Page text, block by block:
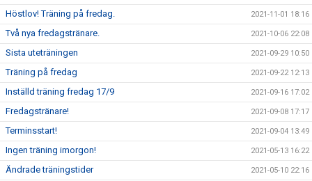
Höstlov! Träning på fredag. 2021-11-01 18:16
Två nya fredagstränare. 2021-10-06 22:08
Sista uteträningen 2021-09-29 10:50
Träning på fredag 2021-09-22 12:13
Inställd träning fredag 17/9 2021-09-16 17:02
Fredagstränare! 2021-09-08 17:17
Terminsstart! 2021-09-04 13:49
Ingen träning imorgon! 2021-05-13 16:22
Ändrade träningstider 2021-05-10 22:16